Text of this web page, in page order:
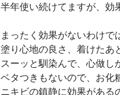
半年使い続けてますが、効
まったく効果がないわけで
塗り心地の良さ、着けたあ
スーッと馴染んで、心做し
ベタつきもないので、お化
ニキビの鎮静に効果がある